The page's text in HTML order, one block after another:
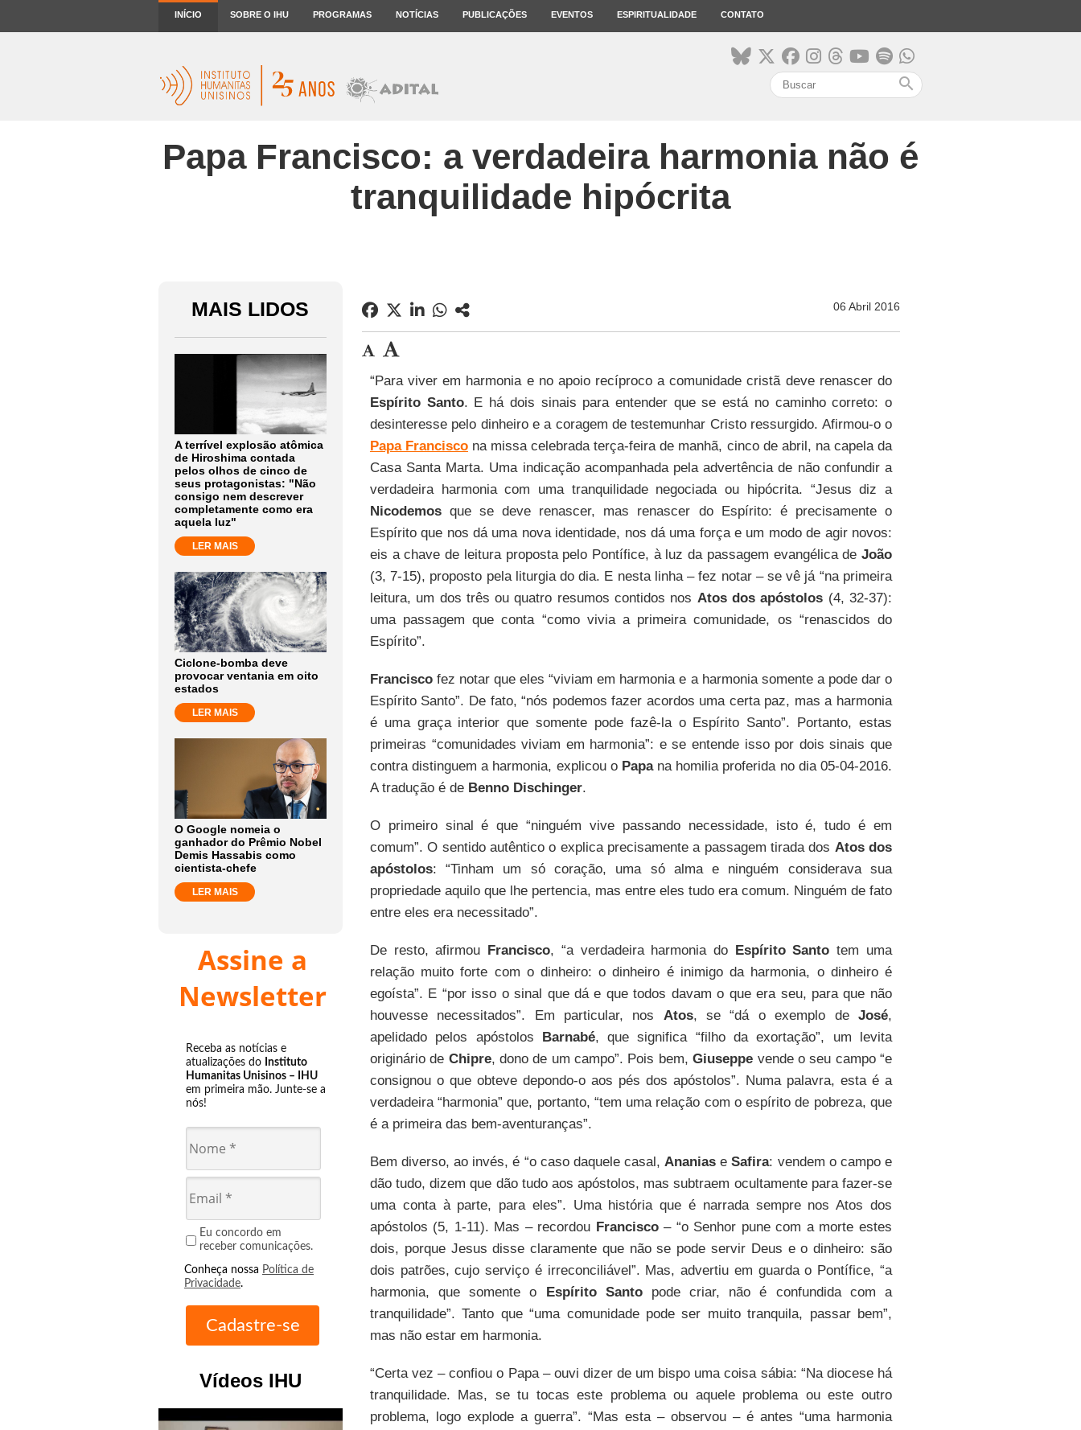
INÍCIO SOBRE O IHU PROGRAMAS NOTÍCIAS PUBLICAÇÕES EVENTOS ESPIRITUALIDADE CONTATO
search
Papa Francisco: a verdadeira harmonia não é
tranquilidade hipócrita
MAIS LIDOS
A terrível explosão atômica
de Hiroshima contada
pelos olhos de cinco de
seus protagonistas: "Não
consigo nem descrever
completamente como era
aquela luz"
LER MAIS
Ciclone-bomba deve
provocar ventania em oito
estados
LER MAIS
O Google nomeia o
ganhador do Prêmio Nobel
Demis Hassabis como
cientista-chefe
LER MAIS
Assine a
Newsletter
Receba as notícias e
atualizações do Instituto
Humanitas Unisinos – IHU
em primeira mão. Junte-se a
nós!
Eu concordo em
receber comunicações.
Conheça nossa Política de
Privacidade.
Vídeos IHU
06 Abril 2016
“Para viver em harmonia e no apoio recíproco a comunidade cristã deve renascer do
Espírito Santo. E há dois sinais para entender que se está no caminho correto: o
desinteresse pelo dinheiro e a coragem de testemunhar Cristo ressurgido. Afirmou-o o
Papa Francisco na missa celebrada terça-feira de manhã, cinco de abril, na capela da
Casa Santa Marta. Uma indicação acompanhada pela advertência de não confundir a
verdadeira harmonia com uma tranquilidade negociada ou hipócrita. “Jesus diz a
Nicodemosque se deve renascer, mas renascer do Espírito: é precisamente o
Espírito que nos dá uma nova identidade, nos dá uma força e um modo de agir novos:
eis a chave de leitura proposta pelo Pontífice, à luz da passagem evangélica de João
(3, 7-15), proposto pela liturgia do dia. E nesta linha – fez notar – se vê já “na primeira
leitura, um dos três ou quatro resumos contidos nos Atos dos apóstolos (4, 32-37):
uma passagem que conta “como vivia a primeira comunidade, os “renascidos do
Espírito”.
Franciscofez notar que eles “viviam em harmonia e a harmonia somente a pode dar o
Espírito Santo”. De fato, “nós podemos fazer acordos uma certa paz, mas a harmonia
é uma graça interior que somente pode fazê-la o Espírito Santo”. Portanto, estas
primeiras “comunidades viviam em harmonia”: e se entende isso por dois sinais que
contra distinguem a harmonia, explicou o Papana homilia proferida no dia 05-04-2016.
A tradução é de Benno Dischinger.
O primeiro sinal é que “ninguém vive passando necessidade, isto é, tudo é em
comum”. O sentido autêntico o explica precisamente a passagem tirada dos Atos dos
apóstolos: “Tinham um só coração, uma só alma e ninguém considerava sua
propriedade aquilo que lhe pertencia, mas entre eles tudo era comum. Ninguém de fato
entre eles era necessitado”.
De resto, afirmou Francisco, “a verdadeira harmonia do Espírito Santo tem uma
relação muito forte com o dinheiro: o dinheiro é inimigo da harmonia, o dinheiro é
egoísta”. E “por isso o sinal que dá e que todos davam o que era seu, para que não
houvesse necessitados”. Em particular, nos Atos, se “dá o exemplo de José,
apelidado pelos apóstolos Barnabé, que significa “filho da exortação”, um levita
originário de Chipre, dono de um campo”. Pois bem,Giuseppe vende o seu campo “e
consignou o que obteve depondo-o aos pés dos apóstolos”. Numa palavra, esta é a
verdadeira “harmonia” que, portanto, “tem uma relação com o espírito de pobreza, que
é a primeira das bem-aventuranças”.
Bem diverso, ao invés, é “o caso daquele casal,Ananias eSafira: vendem o campo e
dão tudo, dizem que dão tudo aos apóstolos, mas subtraem ocultamente para fazer-se
uma conta à parte, para eles”. Uma história que é narrada sempre nos Atos dos
apóstolos (5, 1-11). Mas – recordou Francisco– “o Senhor pune com a morte estes
dois, porque Jesus disse claramente que não se pode servir Deus e o dinheiro: são
dois patrões, cujo serviço é irreconciliável”. Mas, advertiu em guarda o Pontífice, “a
harmonia, que somente o Espírito Santopode criar, não é confundida com a
tranquilidade”. Tanto que “uma comunidade pode ser muito tranquila, passar bem”,
mas não estar em harmonia.
“Certa vez – confiou o Papa – ouvi dizer de um bispo uma coisa sábia: “Na diocese há
tranquilidade. Mas, se tu tocas este problema ou aquele problema ou este outro
problema, logo explode a guerra”. “Mas esta – observou – é antes “uma harmonia